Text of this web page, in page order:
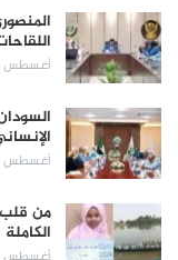
أغسطس 6, 2026
أغسطس 6, 2026
من قلب
الكاملة